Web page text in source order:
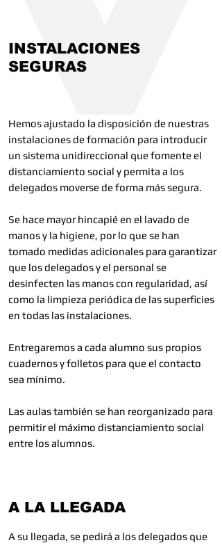
INSTALACIONES
SEGURAS
Hemos ajustado la disposición de nuestras
instalaciones de formación para introducir
un sistema unidireccional que fomente el
distanciamiento social y permita a los
delegados moverse de forma más segura.
Se hace mayor hincapié en el lavado de
manos y la higiene, por lo que se han
tomado medidas adicionales para garantizar
que los delegados y el personal se
desinfecten las manos con regularidad, así
como la limpieza periódica de las superficies
en todas las instalaciones.
Entregaremos a cada alumno sus propios
cuadernos y folletos para que el contacto
sea mínimo.
Las aulas también se han reorganizado para
permitir el máximo distanciamiento social
entre los alumnos.
A LA LLEGADA
A su llegada, se pedirá a los delegados que